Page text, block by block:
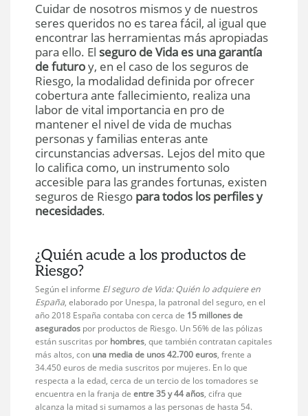
Cuidar de nosotros mismos y de nuestros
seres queridos no es tarea fácil, al igual que
encontrar las herramientas más apropiadas
para ello. El seguro de Vida es una garantía
de futuroy, en el caso de los seguros de
Riesgo, la modalidad definida por ofrecer
cobertura ante fallecimiento, realiza una
labor de vital importancia en pro de
mantener el nivel de vida de muchas
personas y familias enteras ante
circunstancias adversas. Lejos del mito que
lo califica como, un instrumento solo
accesible para las grandes fortunas, existen
seguros de Riesgo para todos los perfiles y
necesidades.
¿Quién acude a los productos de
Riesgo?
Según el informe El seguro de Vida: Quién lo adquiere en
España, elaborado por Unespa, la patronal del seguro, en el
año 2018 España contaba con cerca de 15 millones de
asegurados por productos de Riesgo. Un 56% de las pólizas
están suscritas por hombres, que también contratan capitales
más altos, con una media de unos 42.700 euros, frente a
34.450 euros de media suscritos por mujeres. En lo que
respecta a la edad, cerca de un tercio de los tomadores se
encuentra en la franja deentre 35 y 44 años, cifra que
alcanza la mitad si sumamos a las personas de hasta 54.